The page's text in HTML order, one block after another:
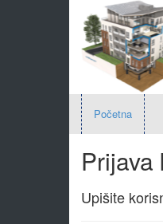
Početna
Prijava
Upišite